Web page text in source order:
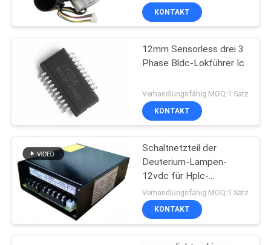
BLDC-Wasser-
Pumpe
65
Schwanzloser DC-
Motor
57
KONTAKT
12mm Sensorless drei 3
Phase Bldc-Lokführer Ic
Verhandlungsfähig MOQ:1 Satz
KONTAKT
Schaltnetzteil der
Deuterium-Lampen-
12vdc für Hplc-
Instrumentierung
Verhandlungsfähig MOQ:1 Satz
KONTAKT